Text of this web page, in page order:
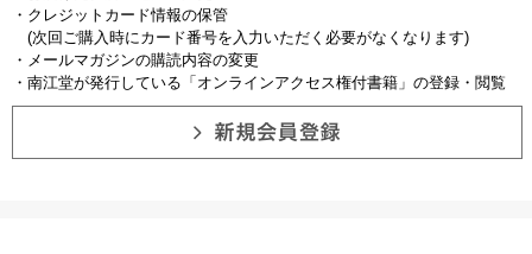
・クレジットカード情報の保管
(次回ご購入時にカード番号を入力いただく必要がなくなります)
・メールマガジンの購読内容の変更
・南江堂が発行している「オンラインアクセス権付書籍」の登録・閲覧